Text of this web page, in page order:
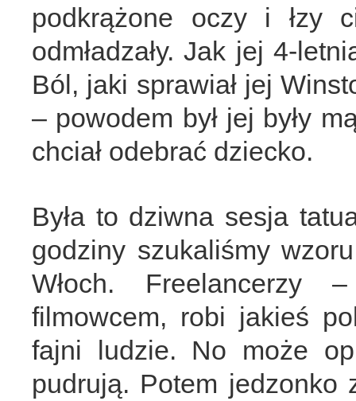
podkrążone oczy i łzy
odmładzały. Jak jej 4-
Ból, jaki sprawiał jej
– powodem był jej były
chciał odebrać dziecko.
Była to dziwna sesja
godziny szukaliśmy
Włoch. Freelancerzy
filmowcem, robi jakieś
fajni ludzie. No może
pudrują. Potem jedzonko